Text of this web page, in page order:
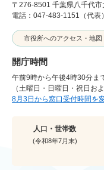
〒276-8501 千葉県八千代
電話：047-483-1151（代表）
市役所へのアクセス・地図
開庁時間
午前9時から午後4時30分ま
（土曜日・日曜日・祝日お
8月3日から窓口受付時間を
人口・世帯数
(令和8年7月末)